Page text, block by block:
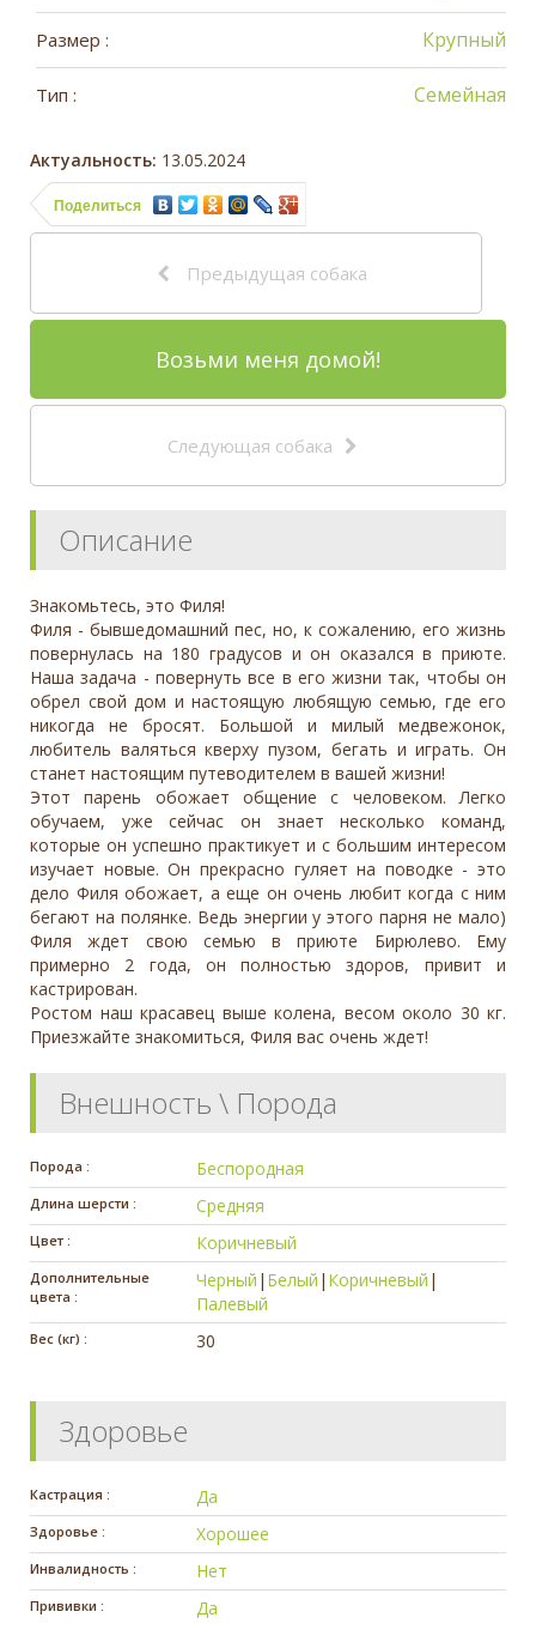
Размер : Крупный
Тип : Семейная
Актуальность: 13.05.2024
Поделиться
Предыдущая собака
Возьми меня домой!
Следующая собака
Описание
Знакомьтесь, это Филя!
Филя - бывшедомашний пес, но, к сожалению, его жизнь
повернулась на 180 градусов и он оказался в приюте.
Наша задача - повернуть все в его жизни так, чтобы он
обрел свой дом и настоящую любящую семью, где его
никогда не бросят. Большой и милый медвежонок,
любитель валяться кверху пузом, бегать и играть. Он
станет настоящим путеводителем в вашей жизни!
Этот парень обожает общение с человеком. Легко
обучаем, уже сейчас он знает несколько команд,
которые он успешно практикует и с большим интересом
изучает новые. Он прекрасно гуляет на поводке - это
дело Филя обожает, а еще он очень любит когда с ним
бегают на полянке. Ведь энергии у этого парня не мало)
Филя ждет свою семью в приюте Бирюлево. Ему
примерно 2 года, он полностью здоров, привит и
кастрирован.
Ростом наш красавец выше колена, весом около 30 кг.
Приезжайте знакомиться, Филя вас очень ждет!
Внешность \ Порода
Порода : Беспородная
Длина шерсти : Средняя
Цвет : Коричневый
Дополнительные
цвета :
Черный | Белый | Коричневый |
Палевый
Вес (кг) : 30
Здоровье
Кастрация : Да
Здоровье : Хорошее
Инвалидность : Нет
Прививки : Да